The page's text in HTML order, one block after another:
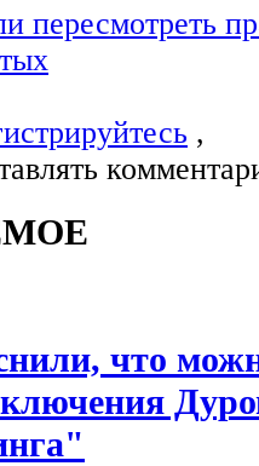
пересмотреть
,
что